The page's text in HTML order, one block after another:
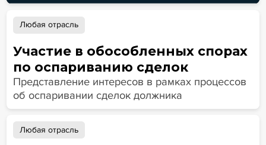
Любая отрасль
Участие в обособленных спорах
по оспариванию сделок
Представление интересов в рамках процессов
об оспаривании сделок должника
Любая отрасль